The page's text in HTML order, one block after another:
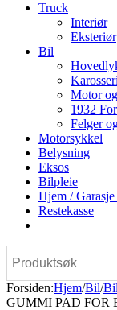
Truck
Interiør
Eksteriør
Bil
Karosseri
Motor
1932
Felger
Motorsykkel
Belysning
Eksos
Bilpleie
Hjem /
Restekasse
Forsiden:Hjem/Bil/
GUMMI PAD FOR